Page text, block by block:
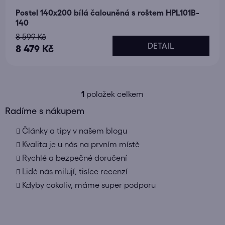
Postel 140x200 bílá čalouněná s roštem HPL101B-
140
8 479 Kč
8 599 Kč
DETAIL
O
á
d
a
í
p
1 položek celkem
Radíme s nákupem
Články a tipy v našem blogu
Kvalita je u nás na prvním místě
Rychlé a bezpečné doručení
Lidé nás milují, tisíce recenzí
Kdyby cokoliv, máme super podporu